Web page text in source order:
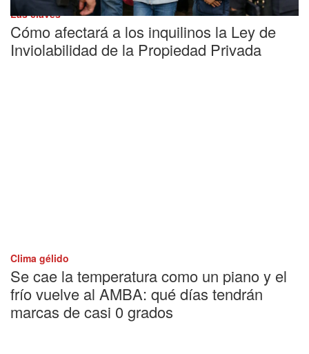
Las claves
Cómo afectará a los inquilinos la Ley de
Inviolabilidad de la Propiedad Privada
Clima gélido
Se cae la temperatura como un piano y el
frío vuelve al AMBA: qué días tendrán
marcas de casi 0 grados